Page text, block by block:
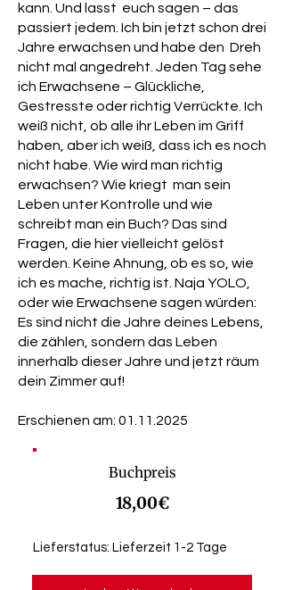
kann. Und lasst euch sagen – das
passiert jedem. Ich bin jetzt schon drei
Jahre erwachsen und habe den Dreh
nicht mal angedreht. Jeden Tag sehe
ich Erwachsene – Glückliche,
Gestresste oder richtig Verrückte. Ich
weiß nicht, ob alle ihr Leben im Griff
haben, aber ich weiß, dass ich es noch
nicht habe. Wie wird man richtig
erwachsen? Wie kriegt man sein
Leben unter Kontrolle und wie
schreibt man ein Buch? Das sind
Fragen, die hier vielleicht gelöst
werden. Keine Ahnung, ob es so, wie
ich es mache, richtig ist. Naja YOLO,
oder wie Erwachsene sagen würden:
Es sind nicht die Jahre deines Lebens,
die zählen, sondern das Leben
innerhalb dieser Jahre und jetzt räum
dein Zimmer auf!
Erschienen am: 01.11.2025
Buchpreis
18,00€
Lieferstatus: Lieferzeit 1-2 Tage